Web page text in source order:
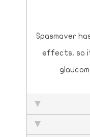
Spasmaver
effects, so